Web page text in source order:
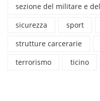
sezione del militare e
sicurezza
sport
strutture carcerarie
terrorismo
ticino